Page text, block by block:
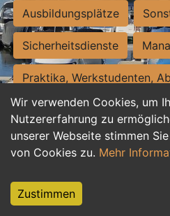
Wir verwenden Cookies, um
Nutzererfahrung zu
unserer Webseite stimmen
von Cookies zu. Mehr
Zustimmen
Ausbildungsplätze
Sicherheitsdienste
Praktika, Werkstudenten,
Personalwesen
Hilfskräfte, Aushilfs- und
Weiterbildung, Studium,